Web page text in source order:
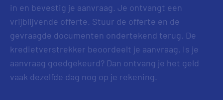
in en bevestig je aanvraag. Je ontvangt een
vrijblijvende offerte. Stuur de offerte en de
gevraagde documenten ondertekend terug. De
kredietverstrekker beoordeelt je aanvraag. Is je
aanvraag goedgekeurd? Dan ontvang je het geld
vaak dezelfde dag nog op je rekening.